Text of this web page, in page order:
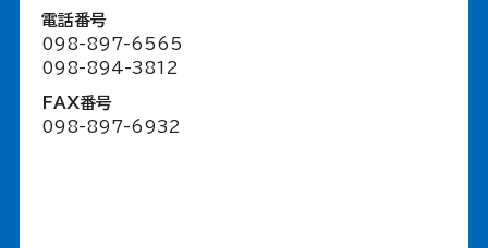
電話番号
098-897-6565
098-894-3812
FAX番号
098-897-6932